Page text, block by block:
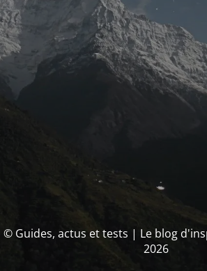
© Guides, actus et tests | Le blog
2026